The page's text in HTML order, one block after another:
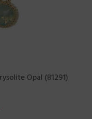
Opal (81291)